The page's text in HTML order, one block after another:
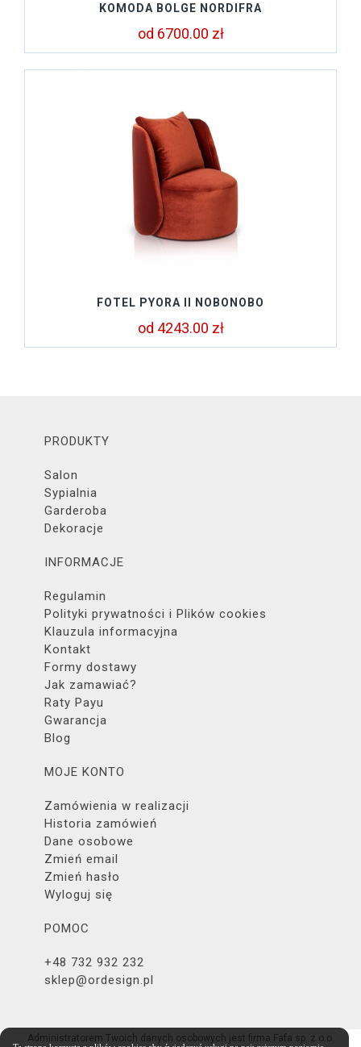
KOMODA BOLGE NORDIFRA
od 6700.00 zł
FOTEL PYORA II NOBONOBO
od 4243.00 zł
PRODUKTY
Salon
Sypialnia
Garderoba
Dekoracje
INFORMACJE
Regulamin
Polityki prywatności i Plików cookies
Klauzula informacyjna
Kontakt
Formy dostawy
Jak zamawiać?
Raty Payu
Gwarancja
Blog
MOJE KONTO
Zamówienia w realizacji
Historia zamówień
Dane osobowe
Zmień email
Zmień hasło
Wyloguj się
POMOC
+48 732 932 232
sklep@ordesign.pl
Administratorem Twoich danych osobowych jest firma Fafa sp. z o.o.